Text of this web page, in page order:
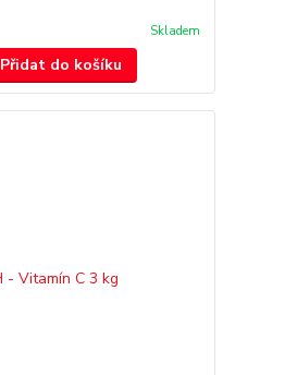
Skladem
Přidat do košíku